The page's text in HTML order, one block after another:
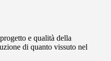
e qualità della
di quanto vissuto nel